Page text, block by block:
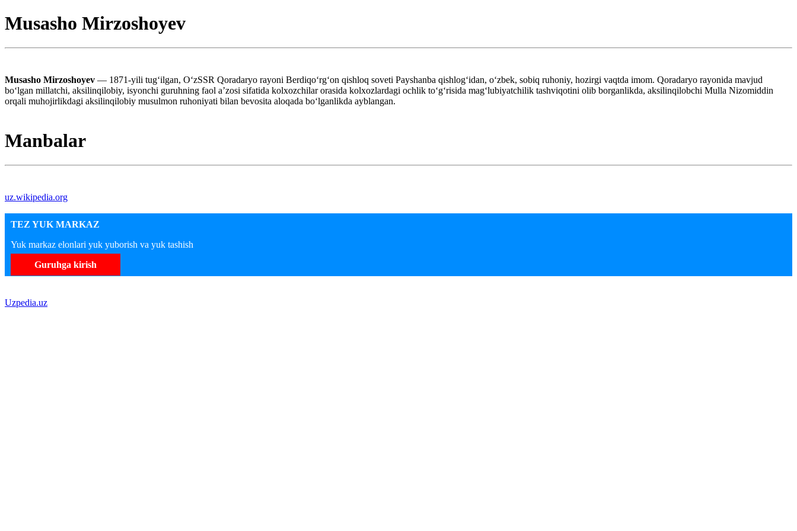
Musasho Mirzoshoyev
Musasho Mirzoshoyev — 1871-yili tug‘ilgan, O‘zSSR Qoradaryo rayoni Berdiqo‘rg‘on qishloq soveti Payshanba qishlog‘idan, o‘zbek, sobiq ruhoniy, hozirgi vaqtda imom. Qoradaryo rayonida mavjud
bo‘lgan millatchi, aksilinqilobiy, isyonchi guruhning faol aʼzosi sifatida kolxozchilar orasida kolxozlardagi ochlik to‘g‘risida mag‘lubiyatchilik tashviqotini olib borganlikda, aksilinqilobchi Mulla Nizomiddin
orqali muhojirlikdagi aksilinqilobiy musulmon ruhoniyati bilan bevosita aloqada bo‘lganlikda ayblangan.
Manbalar
uz.wikipedia.org
TEZ YUK MARKAZ
Yuk markaz elonlari yuk yuborish va yuk tashish
Guruhga kirish
Uzpedia.uz